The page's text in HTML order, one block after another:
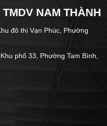
NAM THÀNH
đô thị Vạn Phúc, Phường
phố 33, Phường Tam Bình,